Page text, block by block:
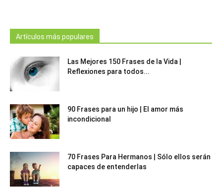
Artículos más populares
Las Mejores 150 Frases de la Vida |
Reflexiones para todos...
90 Frases para un hijo | El amor más
incondicional
70 Frases Para Hermanos | Sólo ellos serán
capaces de entenderlas